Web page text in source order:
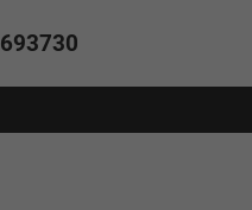
693730